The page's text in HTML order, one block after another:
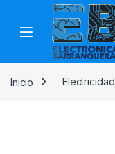
Inicio Electricidad